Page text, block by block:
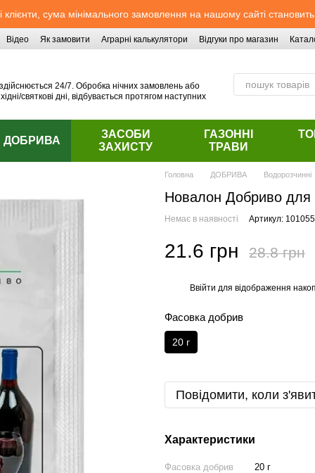
клієнти, сума мінімального замовлення на нашому сайті
Відео Як замовити Аграрні калькулятори Відгуки про магазин
24/7. Обробка нічних замовлень або
святкові дні, відбувається протягом наступних
ДОБРИВА
ЗАСОБИ
ЗАХИСТУ
ГАЗОННІ
ТРАВИ
Головна ДОБРИВА Водорозчинні
Новалон Добриво для
Немає в наявності Артикул: 101055
21.6 грн 28.8 грн
Ввійти для відображення
Фасовка добрив
20 г
Повідомити, коли
Характеристики
Фасовка добрив
20 г